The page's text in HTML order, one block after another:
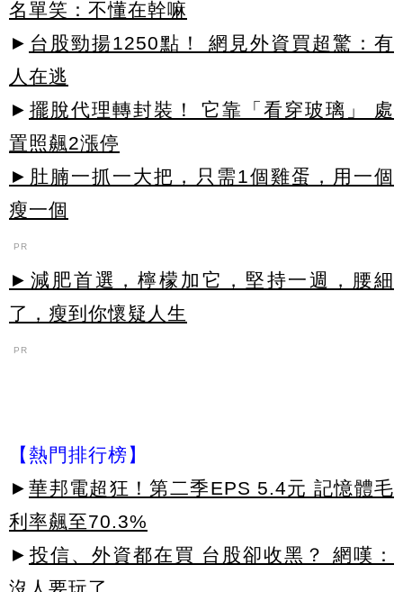
名單笑：不懂在幹嘛
► 台股勁揚1250點！ 網見外資買超驚：有
人在逃
► 擺脫代理轉封裝！ 它靠「看穿玻璃」 處
置照飆2漲停
►肚腩一抓一大把，只需1個雞蛋，用一個
瘦一個
PR
►減肥首選，檸檬加它，堅持一週，腰細
了，瘦到你懷疑人生
PR
【熱門排行榜】
► 華邦電超狂！第二季EPS 5.4元 記憶體毛
利率飆至70.3%
► 投信、外資都在買 台股卻收黑？ 網嘆：
沒人要玩了